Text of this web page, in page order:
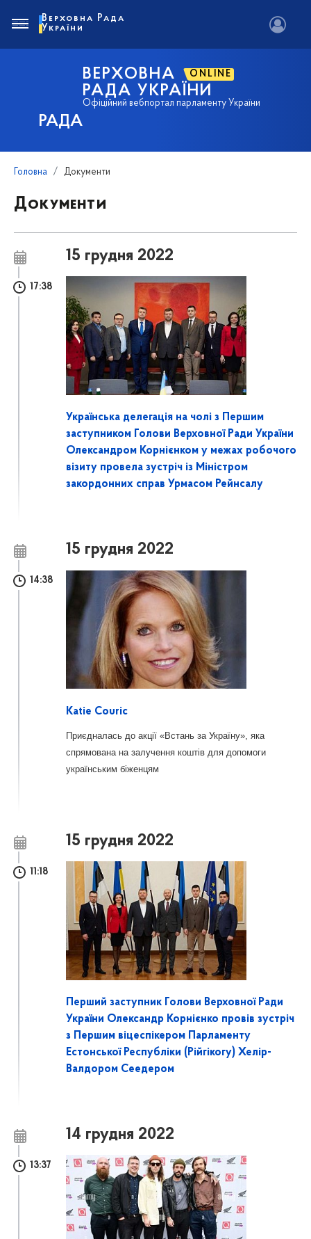
РАДА
ВЕРХОВНА ONLINE
РАДА УКРАЇНИ
Офіційний вебпортал парламенту України
Верховна Рада
України
Головна Документи
Документи
15 грудня 2022
17:38
Українська делегація на чолі з Першим
заступником Голови Верховної Ради України
Олександром Корнієнком у межах робочого
візиту провела зустріч із Міністром
закордонних справ Урмасом Рейнсалу
15 грудня 2022
14:38
Katie Couric
Приєдналась до акції «Встань за Україну», яка
спрямована на залучення коштів для допомоги
українським біженцям
15 грудня 2022
11:18
Перший заступник Голови Верховної Ради
України Олександр Корнієнко провів зустріч
з Першим віцеспікером Парламенту
Естонської Республіки (Рійгікогу) Хелір-
Валдором Сеедером
14 грудня 2022
13:37